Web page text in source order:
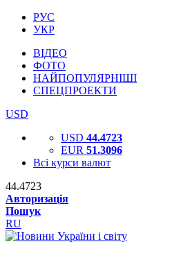
РУС
УКР
ВІДЕО
ФОТО
НАЙПОПУЛЯРНІШІ
СПЕЦПРОЕКТИ
USD
USD 44.4723
EUR 51.3096
Всі курси валют
44.4723
Авторизація
Пошук
RU